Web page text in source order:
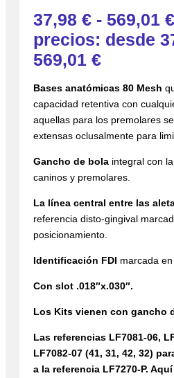
37,98 € - 569,01 €
precios: desde
569,01 €
Bases anatómicas 80 Mesh
capacidad retentiva con
aquellas para los premolares
extensas oclusalmente para
Gancho de bolaintegral con
caninos y premolares.
La línea central entre las
referencia disto-gingival
posicionamiento.
Identificación FDI marcada en
Con slot .018″x.030″.
Los Kits vienen con gancho
Las referencias LF7081-06,
LF7082-07 (41, 31, 42, 32)
a la referencia LF7270-P.